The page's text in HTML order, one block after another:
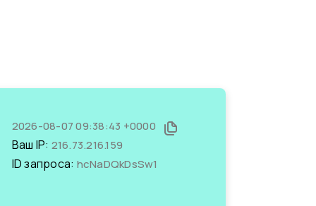
2026-08-07 09:38:43 +0000
Ваш IP: 216.73.216.159
ID запроса: hcNaDQkDsSw1